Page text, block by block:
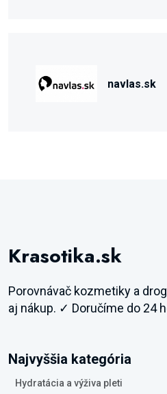
navlas.sk
Krasotika.sk
Porovnávač kozmetiky a
aj nákup. ✓ Doručíme do 24
Najvyššia kategória
Hydratácia a výživa pleti